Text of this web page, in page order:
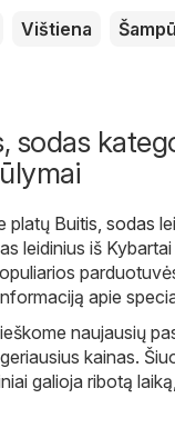
Vištiena
sodas
platų Buitis, sodas
leidinius iš
apie
naujausių
kainas.
galioja ribotą